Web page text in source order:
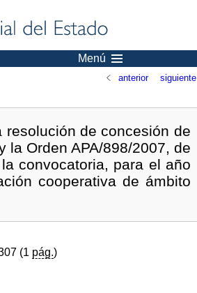
Menú
anterior siguiente
resolución de concesión de
la Orden APA/898/2007, de
convocatoria, para el año
cooperativa de ámbito
(1 pág.)